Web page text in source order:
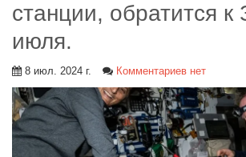
станции, обратится
июля.
8 июл. 2024 г. Комментариев нет